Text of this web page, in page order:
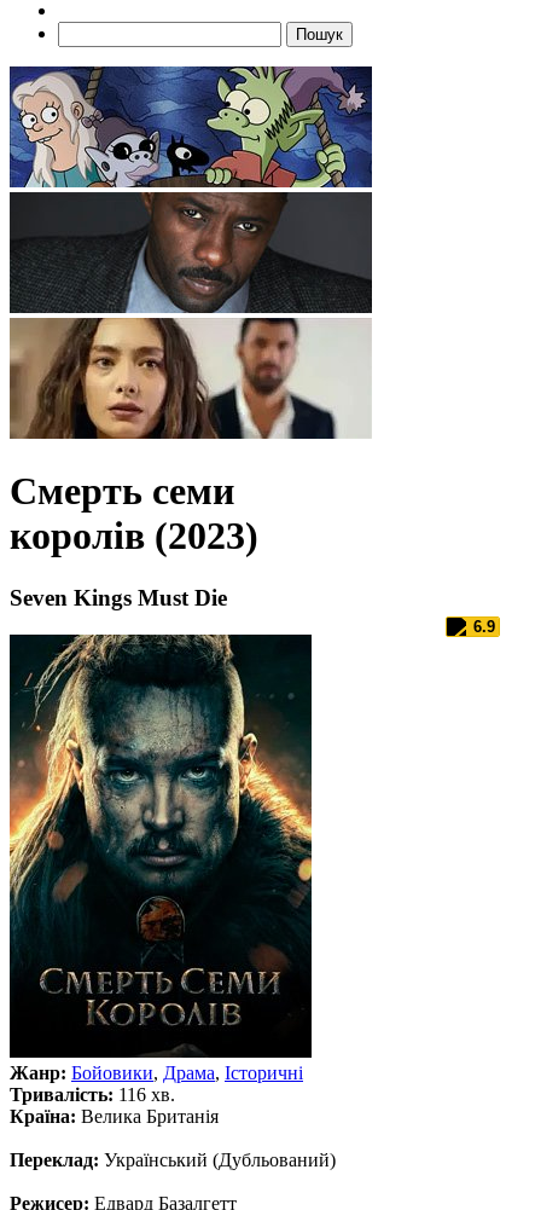
Пошук
Смерть семи
королів (2023)
Seven Kings Must Die
6.9
Жанр: Бойовики, Драма, Історичні
Тривалість: 116 хв.
Країна: Велика Британія
Переклад: Український (Дубльований)
Режисер: Едвард Базалгетт